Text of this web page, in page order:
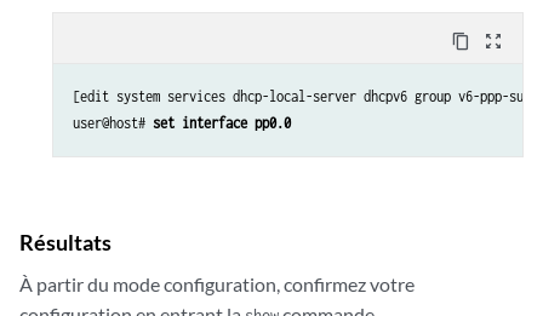
                    address 2001:db8:0::1/128 {
                        primary;
        }
content_copy zoom_out_map
[edit system services dhcp-local-server dhcpv6 group v6-ppp-
user@host# set interface pp0.0
Résultats
À partir du mode configuration, confirmez votre